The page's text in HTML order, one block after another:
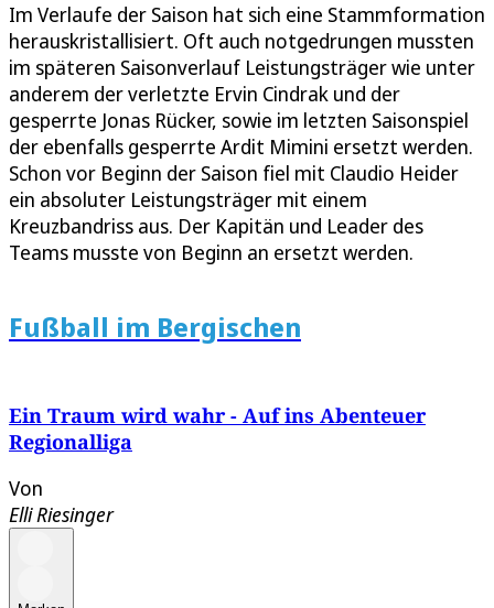
Im Verlaufe der Saison hat sich eine Stammformation
herauskristallisiert. Oft auch notgedrungen mussten
im späteren Saisonverlauf Leistungsträger wie unter
anderem der verletzte Ervin Cindrak und der
gesperrte Jonas Rücker, sowie im letzten Saisonspiel
der ebenfalls gesperrte Ardit Mimini ersetzt werden.
Schon vor Beginn der Saison fiel mit Claudio Heider
ein absoluter Leistungsträger mit einem
Kreuzbandriss aus. Der Kapitän und Leader des
Teams musste von Beginn an ersetzt werden.
Fußball im Bergischen
Ein Traum wird wahr - Auf ins Abenteuer
Regionalliga
Von
Elli Riesinger